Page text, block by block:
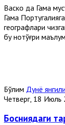
Васко да Гама
Гама
географлари
бу нотўғри
Бўлим Дунё
Четверг, 18
Босниядаги